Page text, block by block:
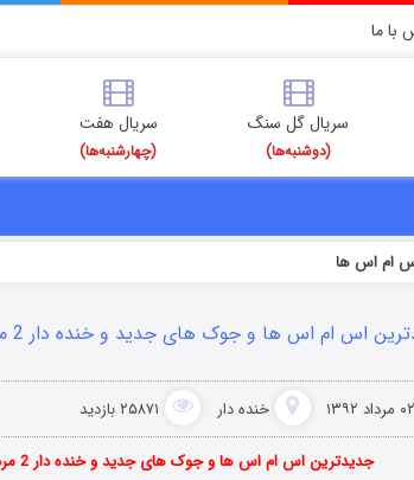
با ما
سریال گل سنگ
(دوشنبه‌ها)
سریال هفت
(چهارشنبه‌ها)
ام اس ها
اس ام اس ها و جوک های جدید و خنده دار 2 مرداد 92
۰۲ مرداد ۱۳۹۲ خنده دار ۲۵۸۷۱ بازدید
جدیدترین اس ام اس ها و جوک های جدید و خنده دار 2 مرداد 92